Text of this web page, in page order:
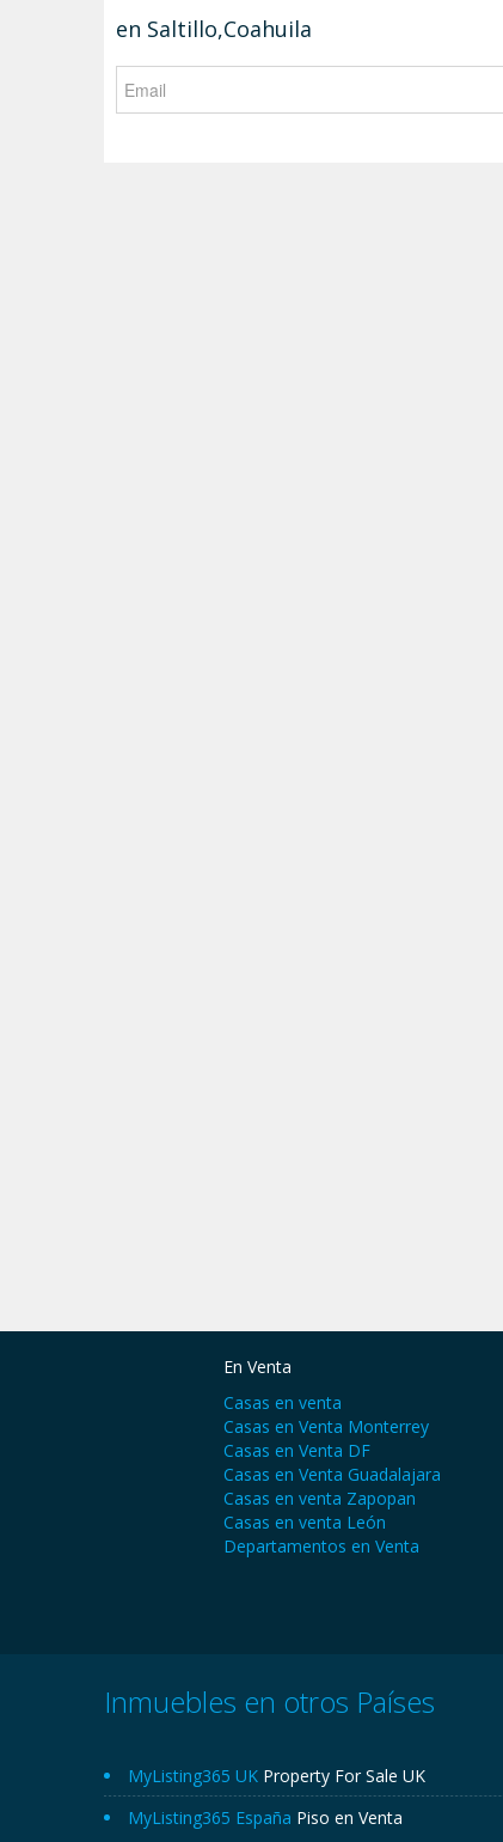
en Saltillo,Coahuila
En Venta
Casas en venta
Casas en Venta Monterrey
Casas en Venta DF
Casas en Venta Guadalajara
Casas en venta Zapopan
Casas en venta León
Departamentos en Venta
Inmuebles en otros Países
MyListing365 UK Property For Sale UK
MyListing365 España Piso en Venta